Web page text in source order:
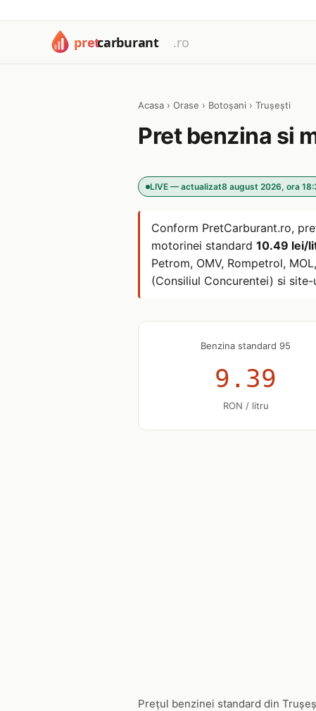
Acasa › Orase › Botoșani › Trușești
Pret benzina si
LIVE — actualizat8 august 2026, ora
Conform PretCarburant.ro,
motorinei standard 10.49 lei/
Petrom, OMV, Rompetrol,
(Consiliul Concurentei) si
Benzina standard 95
9.39
RON / litru
Prețul benzinei standard din